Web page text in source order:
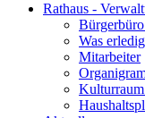
Rathaus -
Was
Mitarbeiter